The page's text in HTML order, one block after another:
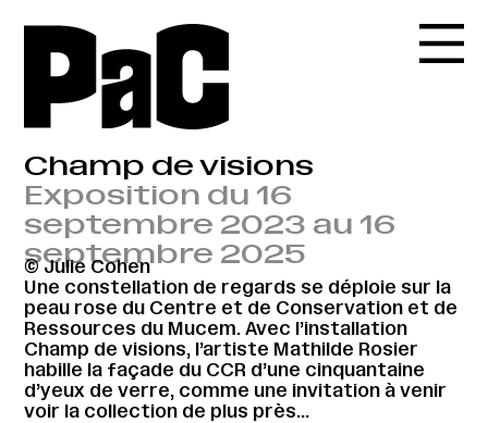
Champ de visions
Exposition du 16
septembre 2023 au 16
septembre 2025
© Julie Cohen
Une constellation de regards se déploie sur la
peau rose du Centre et de Conservation et de
Ressources du Mucem. Avec l’installation
Champ de visions, l’artiste Mathilde Rosier
habille la façade du CCR d’une cinquantaine
d’yeux de verre, comme une invitation à venir
voir la collection de plus près…